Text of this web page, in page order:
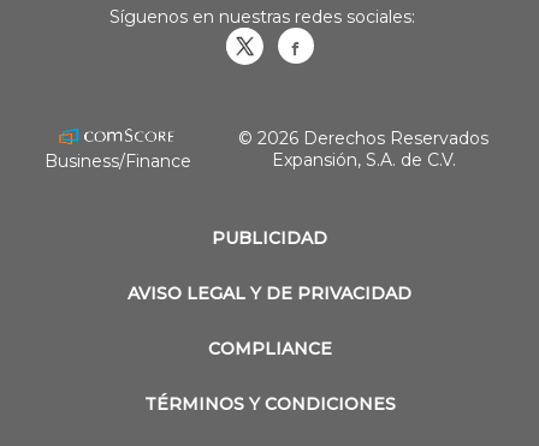
PUBLICIDAD
AVISO LEGAL Y DE PRIVACIDAD
COMPLIANCE
TÉRMINOS Y CONDICIONES
Síguenos en nuestras redes sociales:
Business/Finance
© 2026 Derechos Reservados
Expansión, S.A. de C.V.